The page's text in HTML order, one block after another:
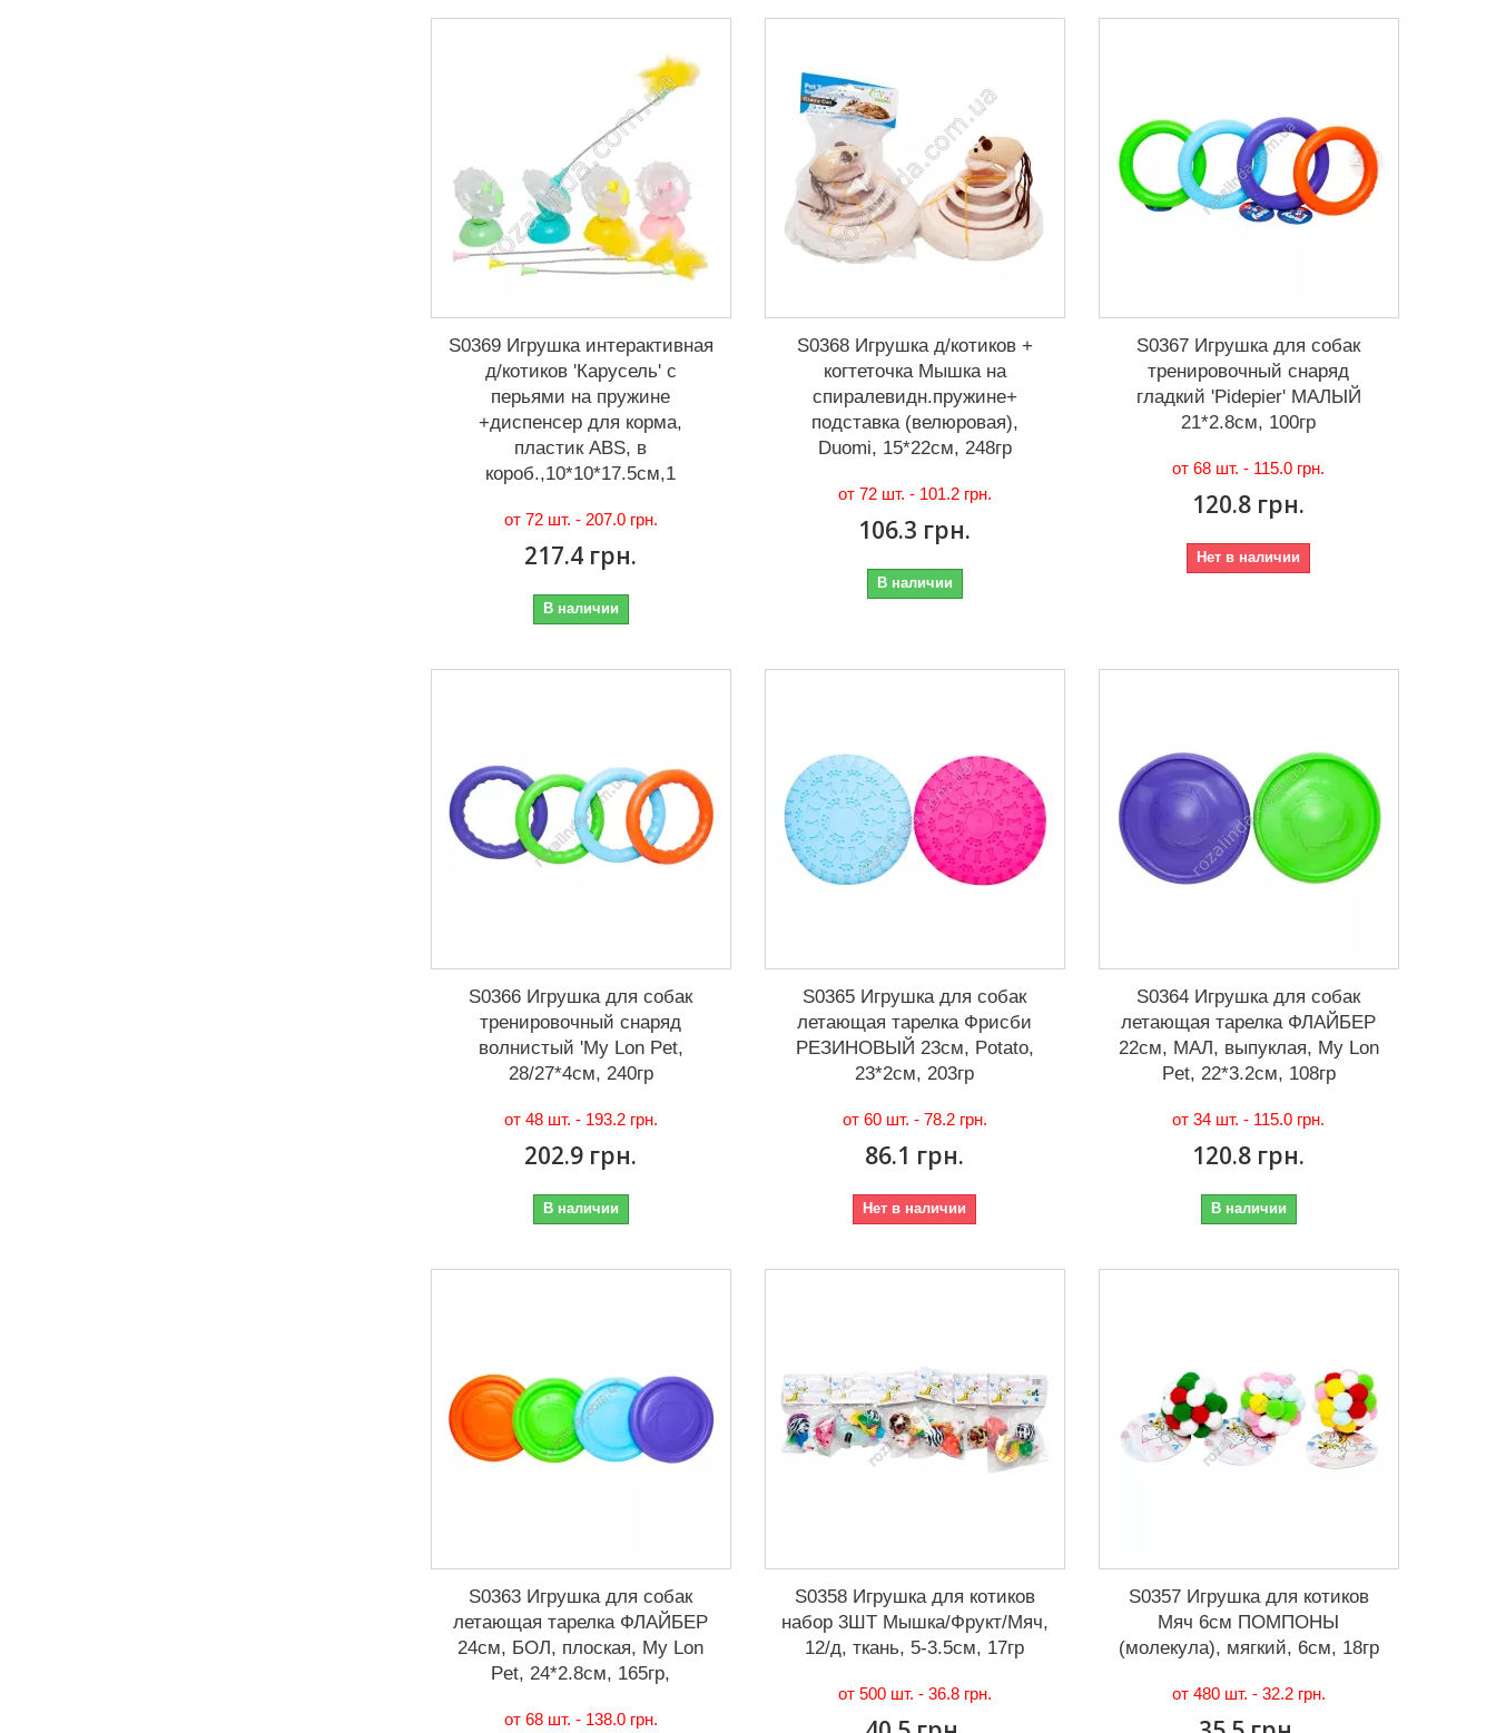
S0369 Игрушка интерактивная
д/котиков 'Карусель' с
перьями на пружине
+диспенсер для корма,
пластик ABS, в
короб.,10*10*17.5см,1
от 72 шт. - 207.0 грн.
217.4 грн.
В наличии
S0368 Игрушка д/котиков +
когтеточка Мышка на
спиралевидн.пружине+
подставка (велюровая),
Duomi, 15*22см, 248гр
от 72 шт. - 101.2 грн.
106.3 грн.
В наличии
S0367 Игрушка для собак
тренировочный снаряд
гладкий 'Pidepier' МАЛЫЙ
21*2.8см, 100гр
от 68 шт. - 115.0 грн.
120.8 грн.
Нет в наличии
S0366 Игрушка для собак
тренировочный снаряд
волнистый 'My Lon Pet,
28/27*4см, 240гр
от 48 шт. - 193.2 грн.
202.9 грн.
В наличии
S0365 Игрушка для собак
летающая тарелка Фрисби
РЕЗИНОВЫЙ 23см, Potato,
23*2см, 203гр
от 60 шт. - 78.2 грн.
86.1 грн.
Нет в наличии
S0364 Игрушка для собак
летающая тарелка ФЛАЙБЕР
22см, МАЛ, выпуклая, My Lon
Pet, 22*3.2см, 108гр
от 34 шт. - 115.0 грн.
120.8 грн.
В наличии
S0363 Игрушка для собак
летающая тарелка ФЛАЙБЕР
24см, БОЛ, плоская, My Lon
Pet, 24*2.8см, 165гр,
от 68 шт. - 138.0 грн.
S0358 Игрушка для котиков
набор 3ШТ Мышка/Фрукт/Мяч,
12/д, ткань, 5-3.5см, 17гр
от 500 шт. - 36.8 грн.
S0357 Игрушка для котиков
Мяч 6см ПОМПОНЫ
(молекула), мягкий, 6см, 18гр
от 480 шт. - 32.2 грн.